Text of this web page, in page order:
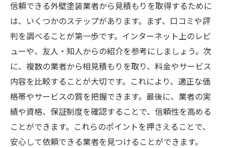
信頼できる外壁塗装業者から見積もりを取得するために
は、いくつかのステップがあります。まず、口コミや評
判を調べることが第一歩です。インターネット上のレビ
ューや、友人・知人からの紹介を参考にしましょう。次
に、複数の業者から相見積もりを取り、料金やサービス
内容を比較することが大切です。これにより、適正な価
格帯やサービスの質を把握できます。最後に、業者の実
績や資格、保証制度を確認することで、信頼性を高める
ことができます。これらのポイントを押さえることで、
安心して依頼できる業者を見つけることができます。